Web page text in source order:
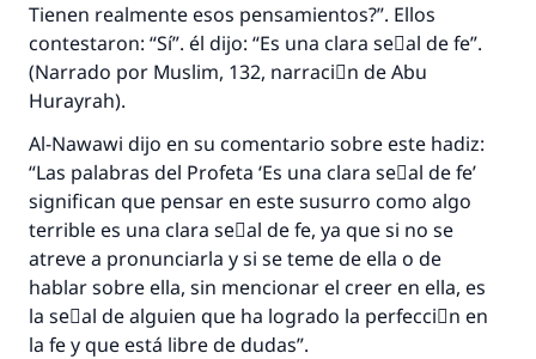
Tienen realmente esos pensamientos?”. Ellos
contestaron: “Sí”. él dijo: “Es una clara seٌal de fe”.
(Narrado por Muslim, 132, narraciَn de Abu
Hurayrah).
Al-Nawawi dijo en su comentario sobre este hadiz:
“Las palabras del Profeta ‘Es una clara seٌal de fe’
significan que pensar en este susurro como algo
terrible es una clara seٌal de fe, ya que si no se
atreve a pronunciarla y si se teme de ella o de
hablar sobre ella, sin mencionar el creer en ella, es
la seٌal de alguien que ha logrado la perfecciَn en
la fe y que está libre de dudas”.
Profeta ﷺ dijo:
"Una persona que orienta a otros a hacer el
bien obtendrá la misma recompensa que
(MUSLIM, 1893)
Contribuir